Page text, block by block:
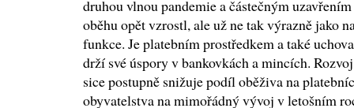
druhou vlnou pandemie a částečným
oběhu opět vzrostl, ale už ne tak výrazně jako
funkce. Je platebním prostředkem a také
drží své úspory v bankovkách a mincích.
sice postupně snižuje podíl oběživa na
obyvatelstva na mimořádný vývoj v letošním